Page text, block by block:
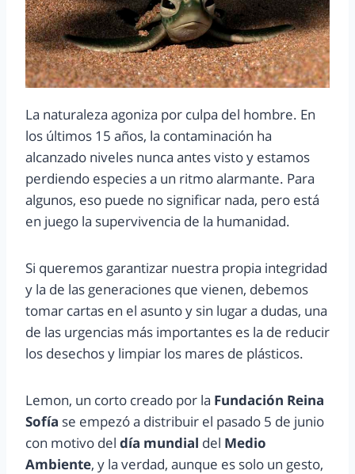
La naturaleza agoniza por culpa del hombre. En
los últimos 15 años, la contaminación ha
alcanzado niveles nunca antes visto y estamos
perdiendo especies a un ritmo alarmante. Para
algunos, eso puede no significar nada, pero está
en juego la supervivencia de la humanidad.
Si queremos garantizar nuestra propia integridad
y la de las generaciones que vienen, debemos
tomar cartas en el asunto y sin lugar a dudas, una
de las urgencias más importantes es la de reducir
los desechos y limpiar los mares de plásticos.
Lemon, un corto creado por la Fundación Reina
Sofía se empezó a distribuir el pasado 5 de junio
con motivo del día mundial del Medio
Ambiente, y la verdad, aunque es solo un gesto,